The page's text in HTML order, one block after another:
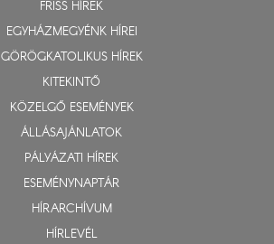
FRISS HÍREK
EGYHÁZMEGYÉNK HÍREI
GÖRÖGKATOLIKUS HÍREK
KITEKINTŐ
KÖZELGŐ ESEMÉNYEK
ÁLLÁSAJÁNLATOK
PÁLYÁZATI HÍREK
ESEMÉNYNAPTÁR
HÍRARCHÍVUM
HÍRLEVÉL